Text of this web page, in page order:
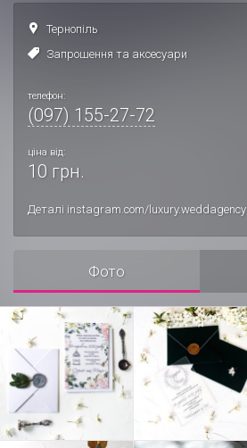
Тернопіль
Запрошення та аксесуари
телефон:
(097) 155-27-72
ціна від:
10 грн.
Деталі instagram.com/luxury.weddagency
Фото